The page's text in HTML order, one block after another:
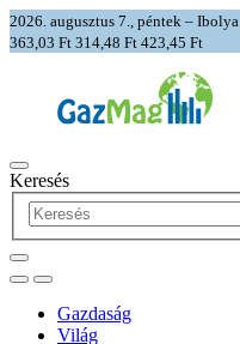
2026. augusztus 7., péntek – Ibolya
363,03 Ft 314,48 Ft 423,45 Ft
Keresés
Gazdaság
Világ